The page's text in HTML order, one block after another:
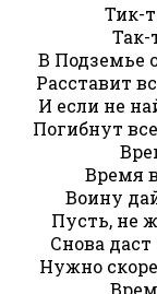
Тик-
Так-
В Подземье
Расставит
И если не
Погибнут
Время
Воину
Пусть, не
Снова
Нужно